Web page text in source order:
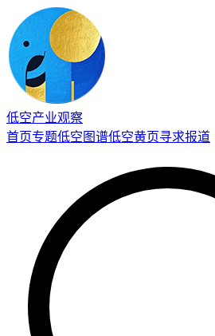
低空产业观察
首页专题低空图谱低空黄页寻求报道